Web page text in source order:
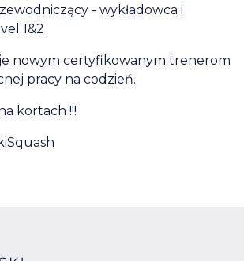
- wykładowca i
1&2
nowym certyfikowanym trenerom
pracy na codzień.
kortach !!!